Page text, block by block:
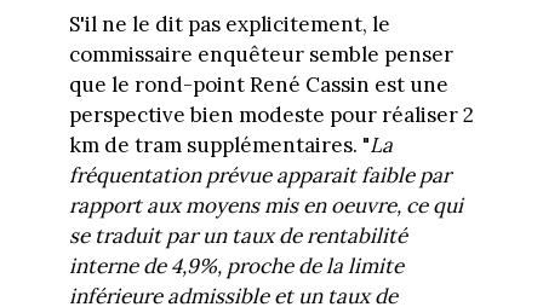
S'il ne le dit pas explicitement, le
commissaire enquêteur semble penser
que le rond-point René Cassin est une
perspective bien modeste pour réaliser 2
km de tram supplémentaires. "La
fréquentation prévue apparait faible par
rapport aux moyens mis en oeuvre, ce qui
se traduit par un taux de rentabilité
interne de 4,9%, proche de la limite
inférieure admissible et un taux de